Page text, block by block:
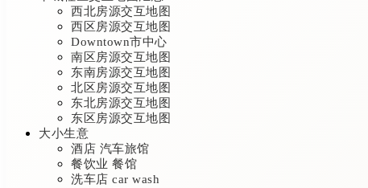
西北房源交互地图
西区房源交互地图
Downtown市中心
南区房源交互地图
东南房源交互地图
北区房源交互地图
东北房源交互地图
东区房源交互地图
大小生意
酒店 汽车旅馆
餐饮业 餐馆
洗车店 car wash